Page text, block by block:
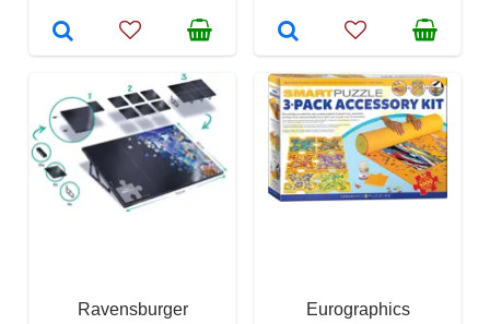
Ravensburger
Eurographics